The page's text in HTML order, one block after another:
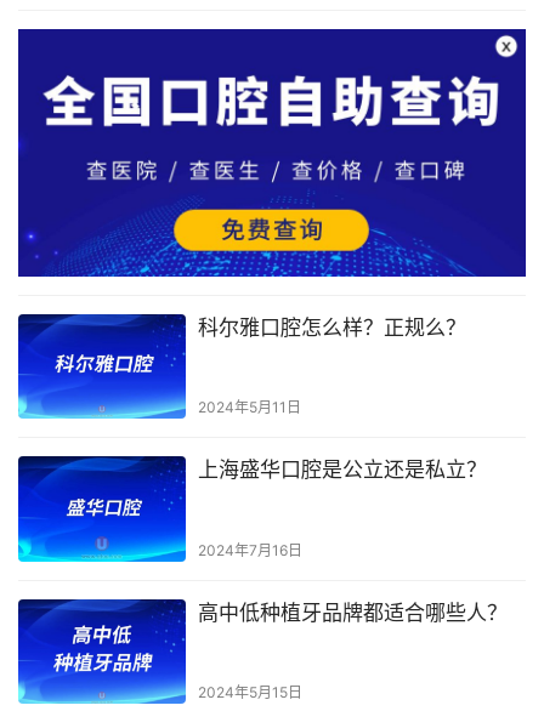
科尔雅口腔怎么样？正规么？
2024年5月11日
上海盛华口腔是公立还是私立？
2024年7月16日
高中低种植牙品牌都适合哪些人？
2024年5月15日